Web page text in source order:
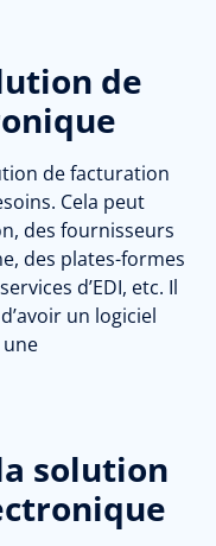
de
de facturation
Cela peut
des fournisseurs
des plates-formes
d’EDI, etc. Il
un logiciel
une
solution